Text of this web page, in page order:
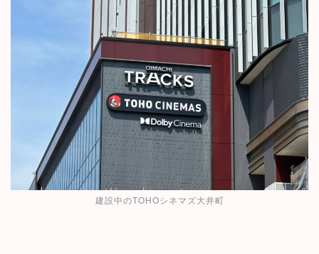
建設中のTOHOシネマズ大井町